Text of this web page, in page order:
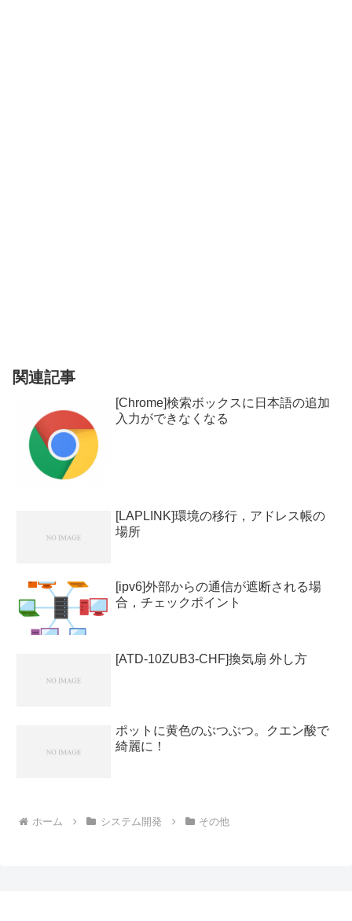
関連記事
[Chrome]検索ボックスに日本語の追加
入力ができなくなる
[LAPLINK]環境の移行，アドレス帳の
場所
[ipv6]外部からの通信が遮断される場
合，チェックポイント
[ATD-10ZUB3-CHF]換気扇 外し方
ポットに黄色のぶつぶつ。クエン酸で
綺麗に！
ホーム システム開発 その他